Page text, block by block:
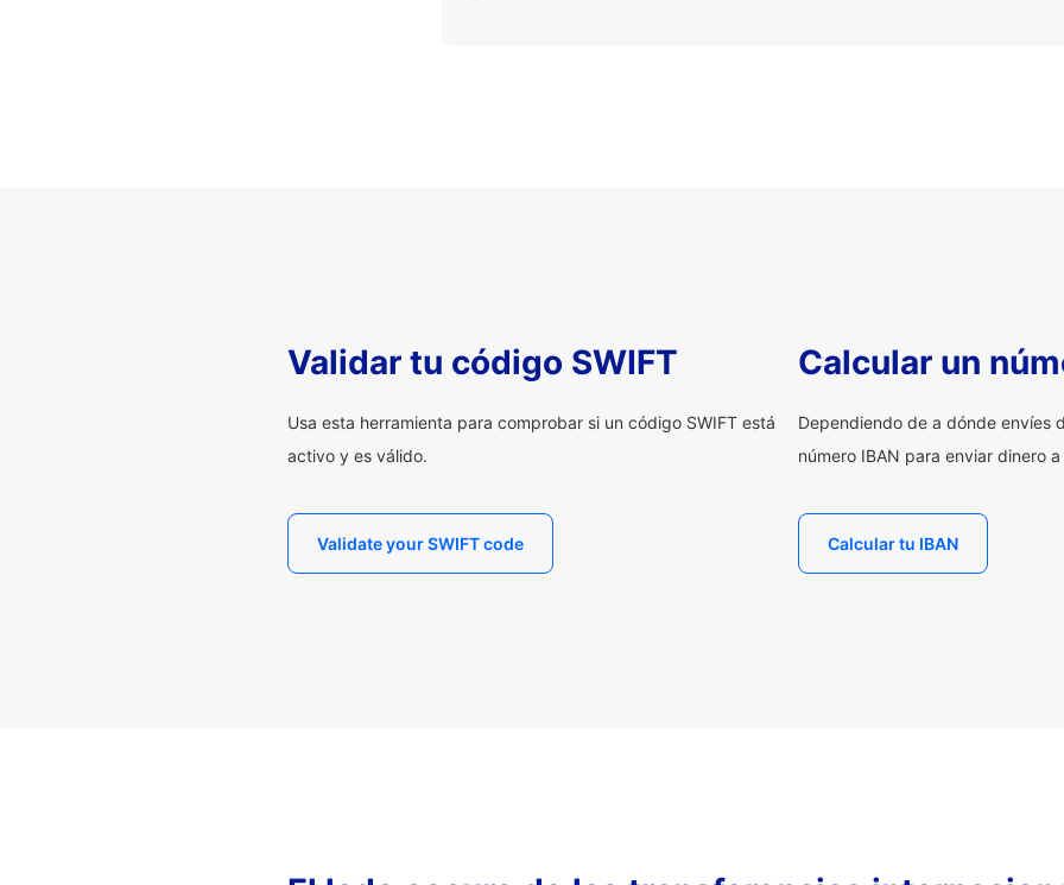
Validar tu código SWIFT
Usa esta herramienta para comprobar si un código SWIFT está
activo y es válido.
Validate your SWIFT code
Calcular un
Dependiendo de a dónde envíes
número IBAN para enviar dinero
Calcular tu IBAN